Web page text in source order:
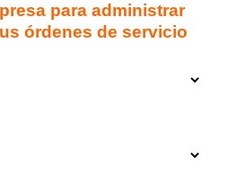
para administrar
órdenes de servicio